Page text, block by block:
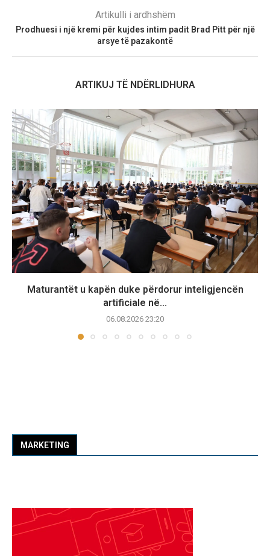
Artikulli i ardhshëm
Prodhuesi i një kremi për kujdes intim padit Brad Pitt për një
arsye të pazakontë
ARTIKUJ TË NDËRLIDHURA
Maturantët u kapën duke përdorur inteligjencën
artificiale në...
06.08.2026 23:20
MARKETING